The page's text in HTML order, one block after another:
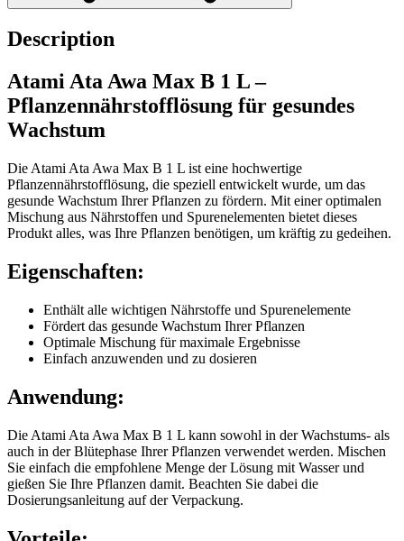
Description
Atami Ata Awa Max B 1 L –
Pflanzennährstofflösung für gesundes
Wachstum
Die Atami Ata Awa Max B 1 L ist eine hochwertige
Pflanzennährstofflösung, die speziell entwickelt wurde, um das
gesunde Wachstum Ihrer Pflanzen zu fördern. Mit einer optimalen
Mischung aus Nährstoffen und Spurenelementen bietet dieses
Produkt alles, was Ihre Pflanzen benötigen, um kräftig zu gedeihen.
Eigenschaften:
Enthält alle wichtigen Nährstoffe und Spurenelemente
Fördert das gesunde Wachstum Ihrer Pflanzen
Optimale Mischung für maximale Ergebnisse
Einfach anzuwenden und zu dosieren
Anwendung:
Die Atami Ata Awa Max B 1 L kann sowohl in der Wachstums- als
auch in der Blütephase Ihrer Pflanzen verwendet werden. Mischen
Sie einfach die empfohlene Menge der Lösung mit Wasser und
gießen Sie Ihre Pflanzen damit. Beachten Sie dabei die
Dosierungsanleitung auf der Verpackung.